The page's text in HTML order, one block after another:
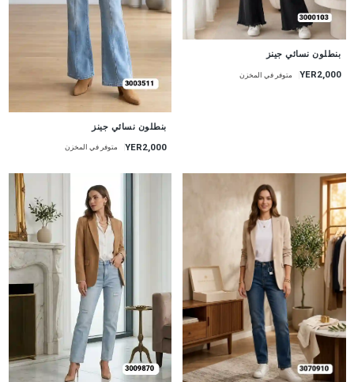
بنطلون نسائي جينز
YER2,000 متوفر في المخزن
بنطلون نسائي جينز
YER2,000 متوفر في المخزن